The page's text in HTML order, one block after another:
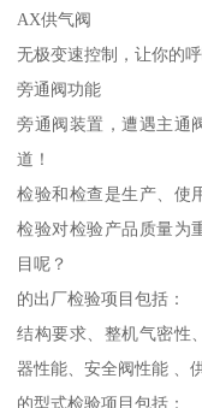
AX供气阀
无极变速控制，让你的
旁通阀功能
旁通阀装置，遭遇主通
道！
检验和检查是生产、使
检验对检验产品质量为
目呢？
的出厂检验项目包括：
结构要求、整机气密性
器性能、安全阀性能 、
的型式检验项目包括：